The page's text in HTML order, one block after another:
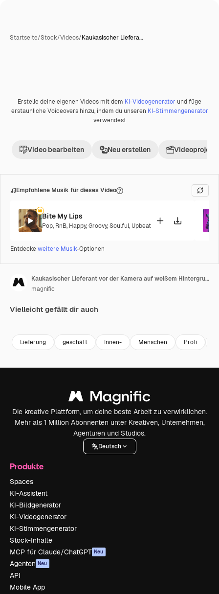
Startseite/Stock/Videos/Kaukasischer Liefera…
Erstelle deine eigenen Videos mit dem KI-Videogenerator und füge
erstaunliche Voiceovers hinzu, indem du unseren KI-Stimmengenerator
verwendest
Video bearbeiten Neu erstellen Videoprojekt
Empfohlene Musik für dieses Video
Bite My Lips
Pop, RnB, Happy,Groovy,Soulful, Upbeat
Entdeckeweitere Musik-Optionen
Kaukasischer Lieferant vor der Kamera auf weißem Hintergrund
magnific
Vielleicht gefällt dir auch
Lieferung geschäft Innen- Menschen Profi
Die kreative Plattform, um deine beste Arbeit zu verwirklichen.
Mehr als 1 Million Abonnenten unter Kreativen, Unternehmen,
Agenturen und Studios.
Deutsch
Produkte
Spaces
KI-Assistent
KI-Bildgenerator
KI-Videogenerator
KI-Stimmengenerator
Stock-Inhalte
MCP für Claude/ChatGPT Neu
Agenten Neu
API
Mobile App